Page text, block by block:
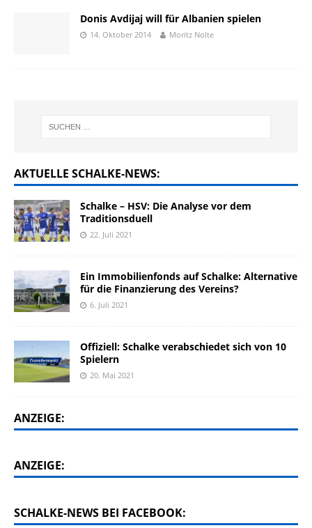
Donis Avdijaj will für Albanien spielen
14. Oktober 2014 Moritz Nolte
AKTUELLE SCHALKE-NEWS:
Schalke – HSV: Die Analyse vor dem
Traditionsduell
22. Juli 2021
Ein Immobilienfonds auf Schalke: Alternative
für die Finanzierung des Vereins?
6. Juli 2021
Offiziell: Schalke verabschiedet sich von 10
Spielern
20. Mai 2021
ANZEIGE:
ANZEIGE:
SCHALKE-NEWS BEI FACEBOOK: